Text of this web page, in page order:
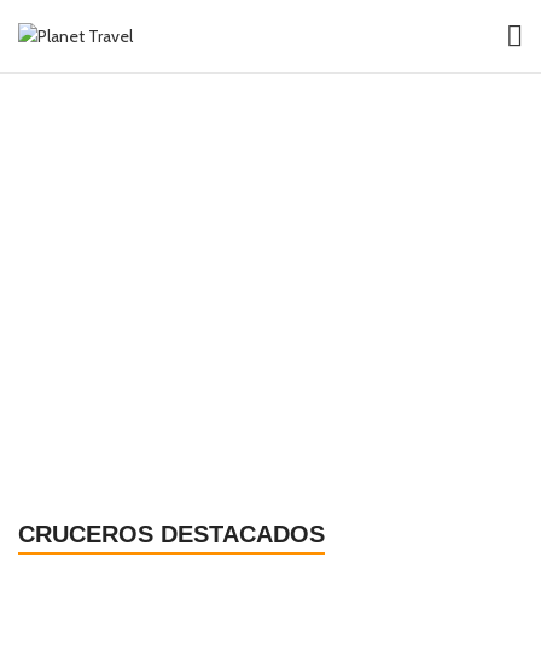
CRUCEROS DESTACADOS